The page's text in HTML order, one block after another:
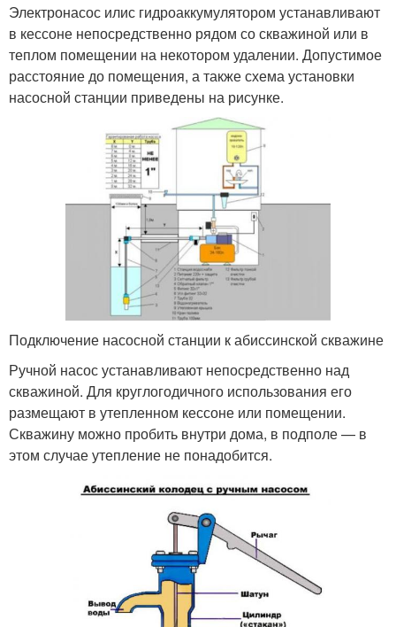
Электронасос илис гидроаккумулятором устанавливают
в кессоне непосредственно рядом со скважиной или в
теплом помещении на некотором удалении. Допустимое
расстояние до помещения, а также схема установки
насосной станции приведены на рисунке.
Подключение насосной станции к абиссинской скважине
Ручной насос устанавливают непосредственно над
скважиной. Для круглогодичного использования его
размещают в утепленном кессоне или помещении.
Скважину можно пробить внутри дома, в подполе — в
этом случае утепление не понадобится.